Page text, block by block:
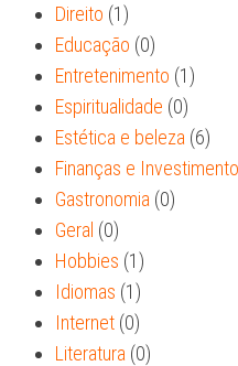
Direito (1)
Educação (0)
Entretenimento (1)
Espiritualidade (0)
Estética e beleza (6)
Finanças e
Gastronomia (0)
Geral (0)
Hobbies (1)
Idiomas (1)
Internet (0)
Literatura (0)